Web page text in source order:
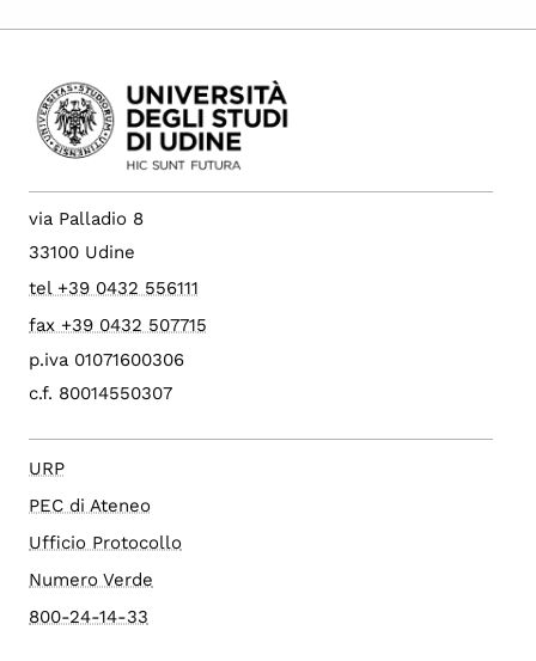
via Palladio 8
33100 Udine
tel +39 0432 556111
fax +39 0432 507715
p.iva 01071600306
c.f. 80014550307
URP
PEC di Ateneo
Ufficio Protocollo
Numero Verde
800-24-14-33